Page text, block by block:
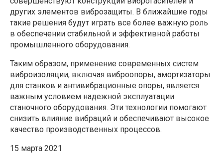
других элементов виброзащиты. В ближайшие годы
такие решения будут играть все более важную роль
в обеспечении стабильной и эффективной работы
промышленного оборудования.
Таким образом, применение современных систем
виброизоляции, включая виброопоры, амортизаторы
для станков и антивибрационные опоры, является
важным условием надежной эксплуатации
станочного оборудования. Эти технологии помогают
снизить влияние вибраций и обеспечивают высокое
качество производственных процессов.
15 марта 2021